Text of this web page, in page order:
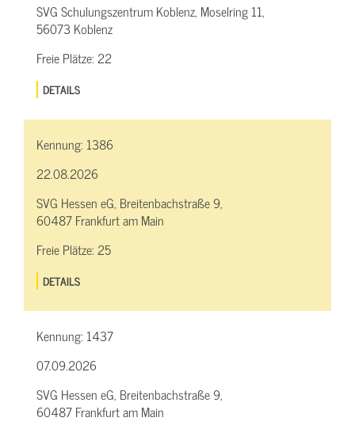
SVG Schulungszentrum Koblenz, Moselring 11,
56073 Koblenz
Freie Plätze:22
DETAILS
Kennung: 1386
22.08.2026
SVG Hessen eG, Breitenbachstraße 9,
60487 Frankfurt am Main
Freie Plätze:25
DETAILS
Kennung: 1437
07.09.2026
SVG Hessen eG, Breitenbachstraße 9,
60487 Frankfurt am Main